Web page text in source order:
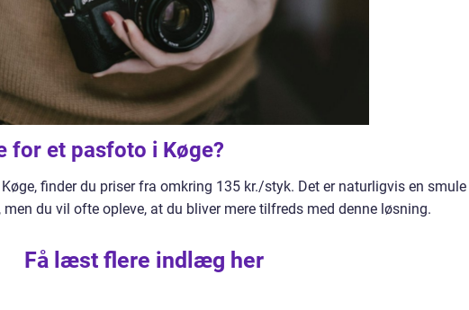
for et pasfoto i Køge?
finder du priser fra omkring 135 kr./styk. Det er naturligvis en smule
men du vil ofte opleve, at du bliver mere tilfreds med denne løsning.
Få læst flere indlæg her